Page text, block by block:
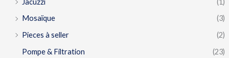
Mosaïque
(3)
Pieces à seller
(2)
Pompe & Filtration
(23)